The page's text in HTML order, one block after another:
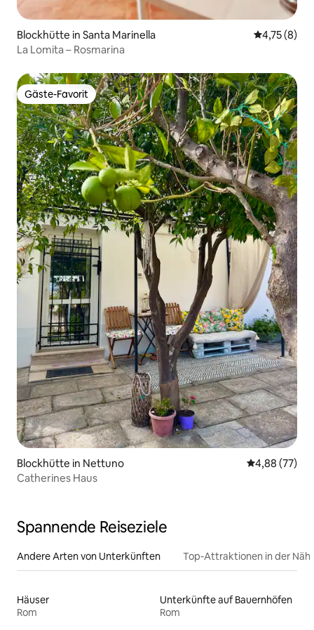
Blockhütte in Santa Marinella
4,75 (8)
La Lomita – Rosmarina
Gäste-Favorit
Gäste-Favorit
Blockhütte in Nettuno
4,88 (77)
Catherines Haus
Spannende Reiseziele
Andere Arten von Unterkünften Top-Attraktionen in der
Häuser
Rom
Unterkünfte auf Bauernhöfen
Rom